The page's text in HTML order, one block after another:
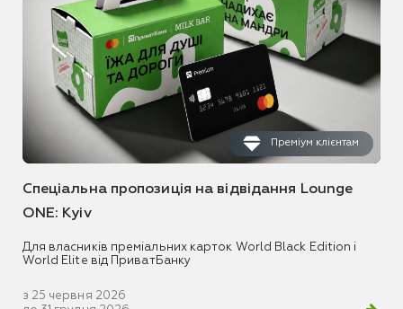
Преміум клієнтам
Спеціальна пропозиція на відвідання Lounge
ONE: Kyiv
Для власників преміальних карток World Black Edition і
World Elite від ПриватБанку
з 25 червня 2026